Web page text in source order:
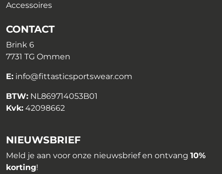
Accessoires
CONTACT
Brink 6
7731 TG Ommen
E: info@fittasticsportswear.com
BTW: NL869714053B01
Kvk: 42098662
NIEUWSBRIEF
Meld je aan voor onze nieuwsbrief en ontvang 10%
korting!